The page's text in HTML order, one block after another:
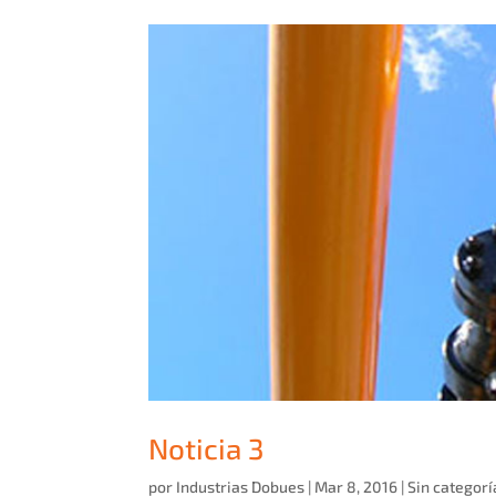
Noticia 3
por Industrias Dobues | Mar 8, 2016 |Sin